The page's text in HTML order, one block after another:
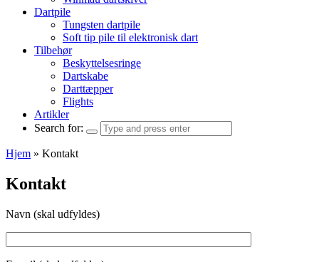
Dartpile
Tungsten dartpile
Soft tip pile til elektronisk dart
Tilbehør
Beskyttelsesringe
Dartskabe
Darttæpper
Flights
Artikler
Search for:
Hjem » Kontakt
Kontakt
Navn (skal udfyldes)